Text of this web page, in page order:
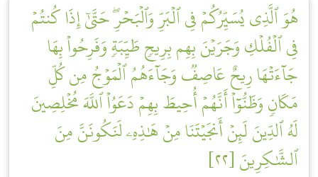
هُوَ ٱلَّذِي يُسَيِّرُكُمۡ فِي ٱلۡبَرِّ وَٱلۡبَحۡرِۖ حَتَّىٰٓ إِذَا كُنتُمۡ
فِي ٱلۡفُلۡكِ وَجَرَيۡنَ بِهِم بِرِيحٖ طَيِّبَةٖ وَفَرِحُواْ بِهَا
جَآءَتۡهَا رِيحٌ عَاصِفٞ وَجَآءَهُمُ ٱلۡمَوۡجُ مِن كُلِّ
مَكَانٖ وَظَنُّوٓاْ أَنَّهُمۡ أُحِيطَ بِهِمۡ دَعَوُاْ ٱللَّهَ مُخۡلِصِينَ
لَهُ ٱلدِّينَ لَئِنۡ أَنجَيۡتَنَا مِنۡ هَٰذِهِۦ لَنَكُونَنَّ مِنَ
ٱلشَّٰكِرِينَ [٢٢]